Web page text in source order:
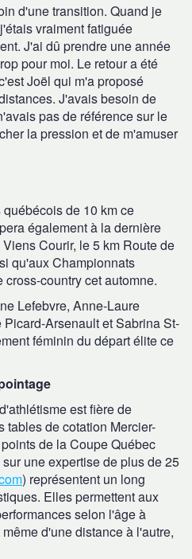
d'une transition. Quand je
vraiment fatiguée
J'ai dû prendre une année
pour moi. Le retour a été
Joël qui m'a proposé
J'avais besoin de
pas de référence sur le
la pression et de m'amuser
de 10 km ce
également à la dernière
Courir, le 5 km Route de
qu'aux Championnats
country cet automne.
Lefebvre, Anne-Laure
Arsenault et Sabrina St-
féminin du départ élite ce
est fière de
de cotation Mercier-
de la Coupe Québec
une expertise de plus de 25
) représentent un long
Elles permettent aux
selon l'âge à
d'une distance à l'autre,